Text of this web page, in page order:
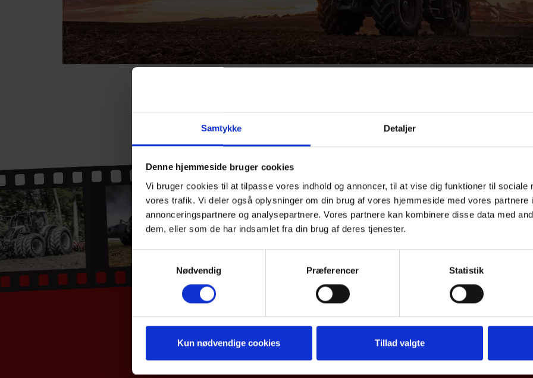
Samtykke Detaljer
Denne hjemmeside bruger cookies
Vi bruger cookies til at tilpasse vores indhold og annoncer, til at vise dig funktioner til sociale
vores trafik. Vi deler også oplysninger om din brug af vores hjemmeside med vores partnere
annonceringspartnere og analysepartnere. Vores partnere kan kombinere disse data med
dem, eller som de har indsamlet fra din brug af deres tjenester.
Nødvendig
Præferencer Statistik
Kun nødvendige cookies Tillad valgte